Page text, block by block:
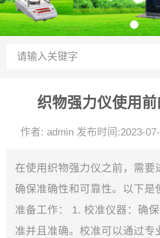
织物强力仪使用
作者: admin 发布时间:2023-
在使用织物强力仪之前，需要
确保准确性和可靠性。以下是
准备工作： 1. 校准仪器：确
准并且准确。校准可以通过专